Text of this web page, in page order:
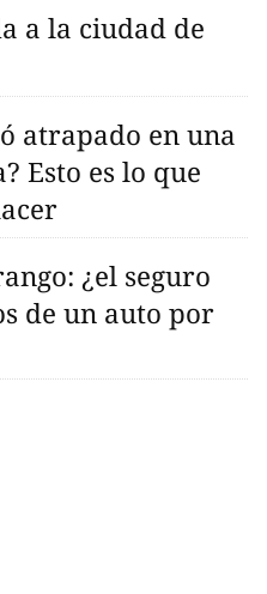
a la ciudad de
atrapado en una
Esto es lo que
¿el seguro
de un auto por